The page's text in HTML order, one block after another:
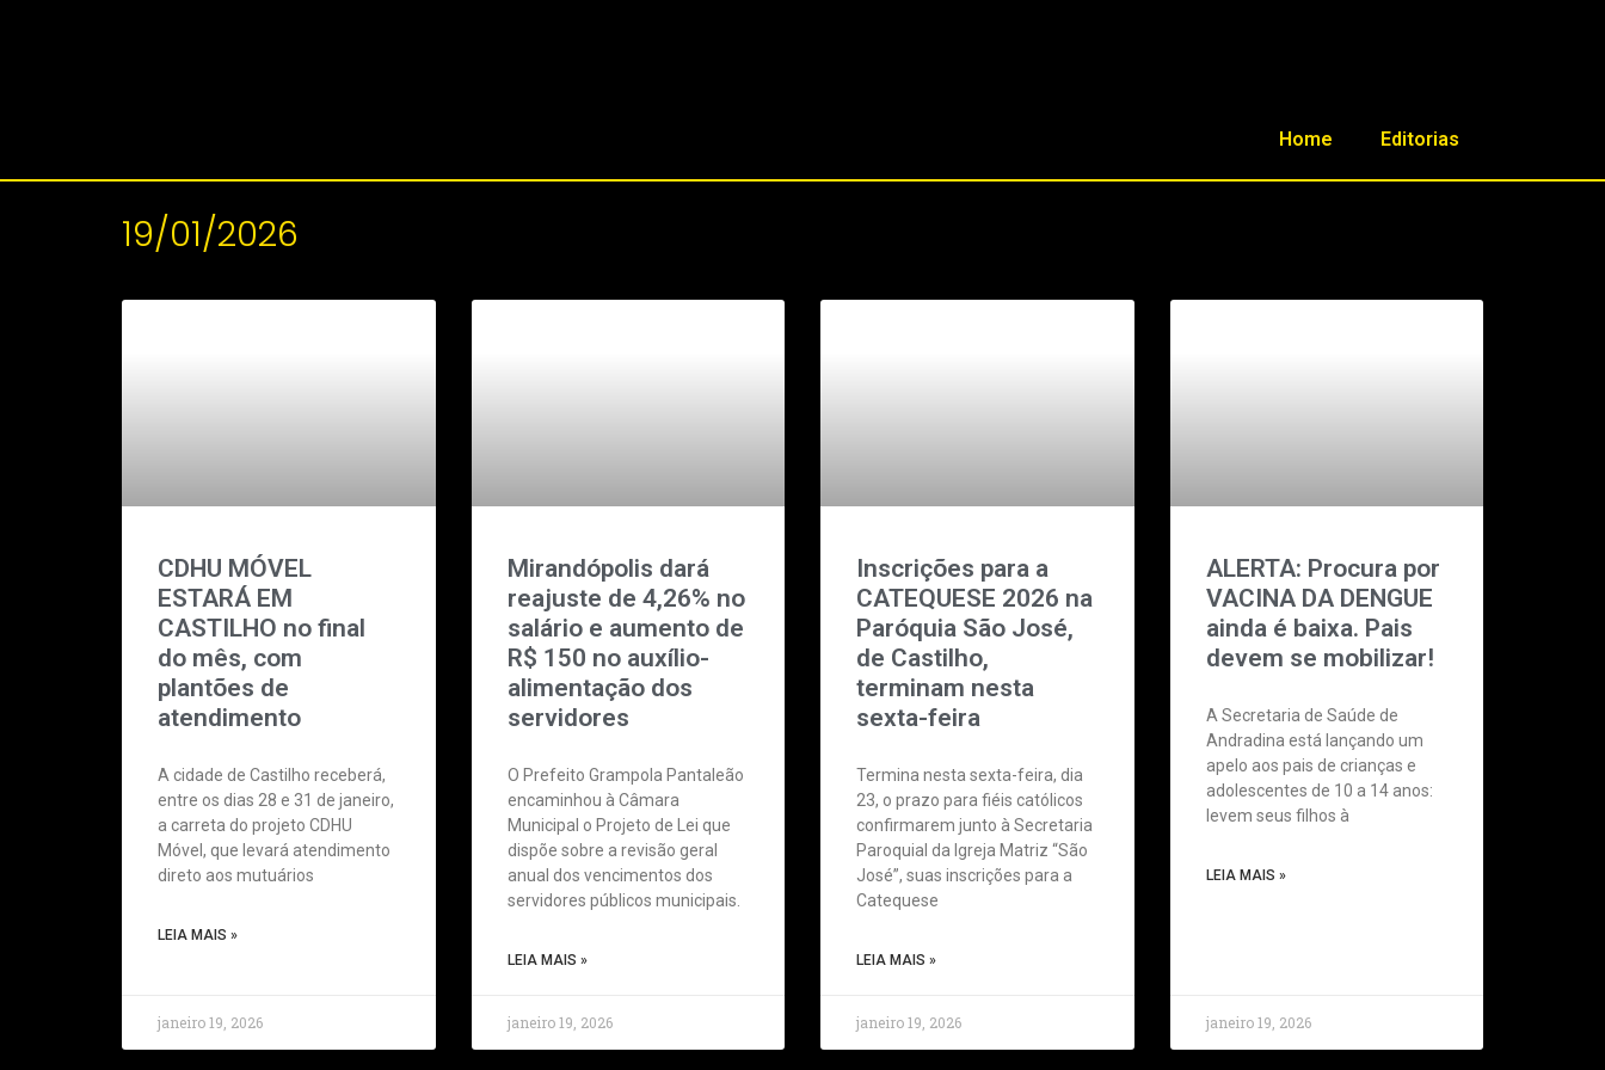
Home Editorias
19/01/2026
CDHU MÓVEL
ESTARÁ EM
CASTILHO no final
do mês, com
plantões de
atendimento
A cidade de Castilho receberá,
entre os dias 28 e 31 de janeiro,
a carreta do projeto CDHU
Móvel, que levará atendimento
direto aos mutuários
LEIA MAIS »
janeiro 19, 2026
Mirandópolis dará
reajuste de 4,26% no
salário e aumento de
R$ 150 no auxílio-
alimentação dos
servidores
O Prefeito Grampola Pantaleão
encaminhou à Câmara
Municipal o Projeto de Lei que
dispõe sobre a revisão geral
anual dos vencimentos dos
servidores públicos municipais.
LEIA MAIS »
janeiro 19, 2026
Inscrições para a
CATEQUESE 2026 na
Paróquia São José,
de Castilho,
terminam nesta
sexta-feira
Termina nesta sexta-feira, dia
23, o prazo para fiéis católicos
confirmarem junto à Secretaria
Paroquial da Igreja Matriz “São
José”, suas inscrições para a
Catequese
LEIA MAIS »
janeiro 19, 2026
ALERTA: Procura por
VACINA DA DENGUE
ainda é baixa. Pais
devem se mobilizar!
A Secretaria de Saúde de
Andradina está lançando um
apelo aos pais de crianças e
adolescentes de 10 a 14 anos:
levem seus filhos à
LEIA MAIS »
janeiro 19, 2026